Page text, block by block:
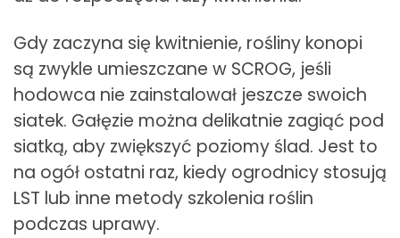
Gdy zaczyna się kwitnienie, rośliny konopi
są zwykle umieszczane w SCROG, jeśli
hodowca nie zainstalował jeszcze swoich
siatek. Gałęzie można delikatnie zagiąć pod
siatką, aby zwiększyć poziomy ślad. Jest to
na ogół ostatni raz, kiedy ogrodnicy stosują
LST lub inne metody szkolenia roślin
podczas uprawy.